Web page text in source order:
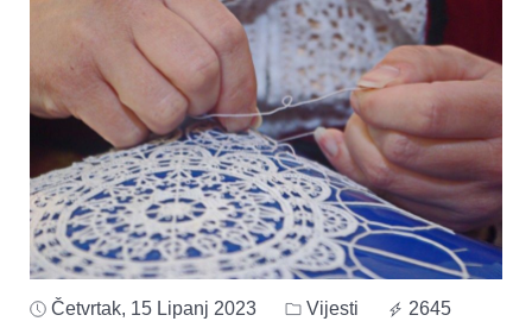
Četvrtak, 15 Lipanj 2023 Vijesti 2645